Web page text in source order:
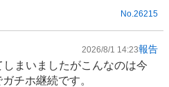
No. 26215
2026/8/1 14:23報告
まいましたがこんなのは今
チホ継続です。